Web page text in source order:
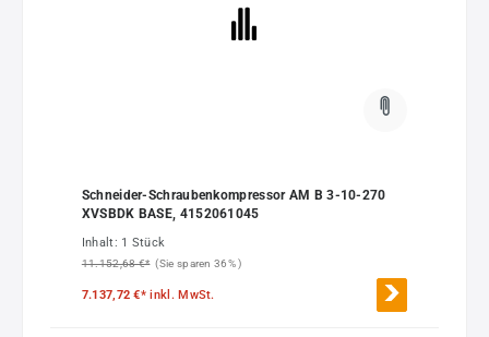
Schneider-Schraubenkompressor AM B 3-10-270
XVSBDK BASE, 4152061045
Inhalt: 1 Stück
11.152,68 €* (Sie sparen 36% )
7.137,72 €*inkl. MwSt.